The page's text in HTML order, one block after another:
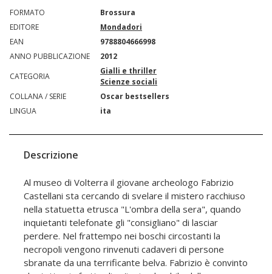
FORMATO
Brossura
EDITORE
Mondadori
EAN
9788804666998
ANNO PUBBLICAZIONE
2012
CATEGORIA
Gialli e thriller
Scienze sociali
COLLANA / SERIE
Oscar bestsellers
LINGUA
ita
Descrizione
Al museo di Volterra il giovane archeologo Fabrizio
Castellani sta cercando di svelare il mistero racchiuso
nella statuetta etrusca "L'ombra della sera", quando
inquietanti telefonate gli "consigliano" di lasciar
perdere. Nel frattempo nei boschi circostanti la
necropoli vengono rinvenuti cadaveri di persone
sbranate da una terrificante belva. Fabrizio è convinto